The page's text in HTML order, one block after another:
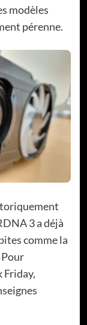
modèles
pérenne.
3 a déjà
comme la
Friday,